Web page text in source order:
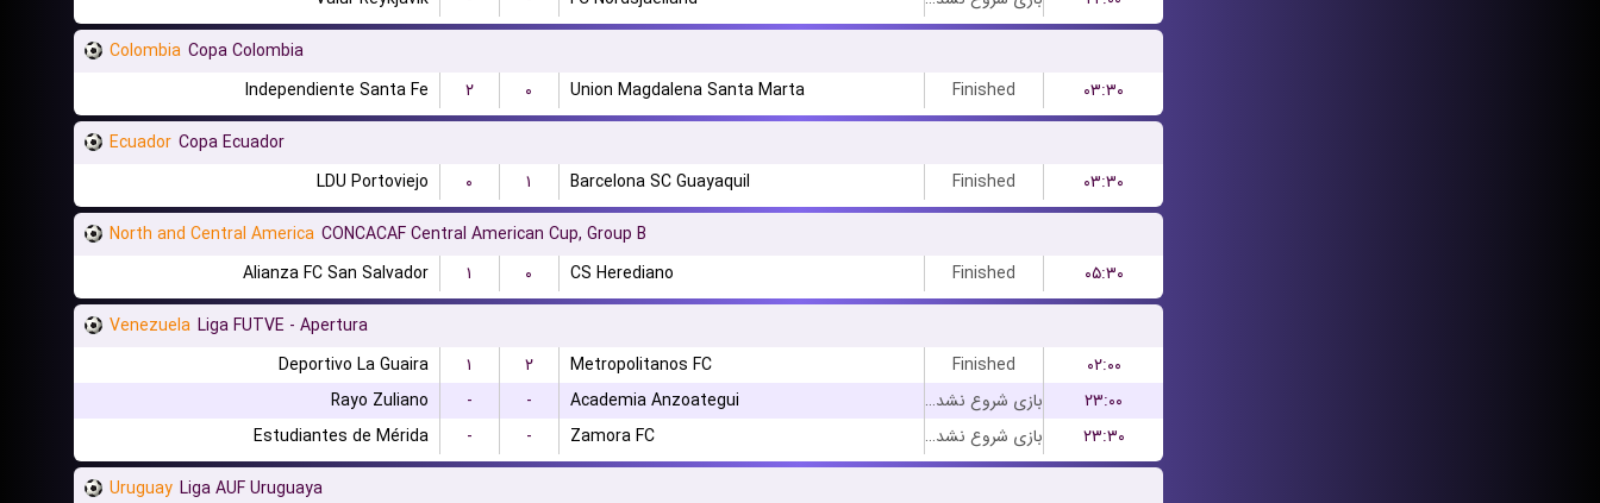
Colombia Copa Colombia
Independiente Santa Fe
۲ ۰ Union Magdalena Santa Marta Finished
۰۳:۳۰
Ecuador Copa Ecuador
LDU Portoviejo
۰ ۱ Barcelona SC Guayaquil Finished
۰۳:۳۰
North and Central America CONCACAF Central American Cup, Group B
Alianza FC San Salvador
۱ ۰ CS Herediano Finished
۰۵:۳۰
Venezuela Liga FUTVE - Apertura
Deportivo La Guaira
۱ ۲ Metropolitanos FC Finished
۰۲:۰۰
Rayo Zuliano
- - Academia Anzoategui بازی شروع نشده است
۲۳:۰۰
Estudiantes de Mérida
- - Zamora FC بازی شروع نشده است
۲۳:۳۰
Uruguay Liga AUF Uruguaya